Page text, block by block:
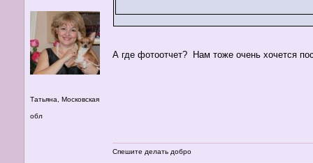
Татьяна, Московская
обл
А где фотоотчет? Нам тоже очень хочется
Спешите делать добро